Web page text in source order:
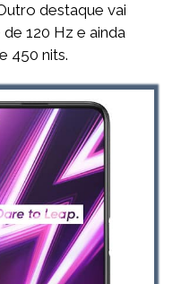
destaque vai
120 Hz e ainda
450 nits.